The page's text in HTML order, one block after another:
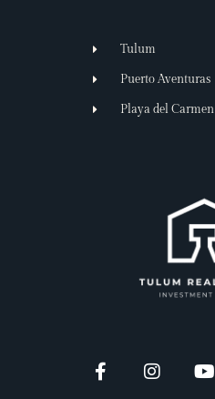
Tulum
Puerto Aventuras
Playa del Carmen